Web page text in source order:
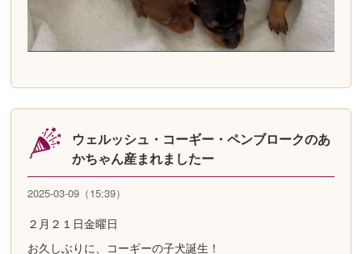
ウェルッシュ・コーギー・ペンブロークのあ
かちゃん産まれましたー
2025-03-09（15:39）
２月２１日金曜日
お久しぶりに、コーギーの子犬誕生！